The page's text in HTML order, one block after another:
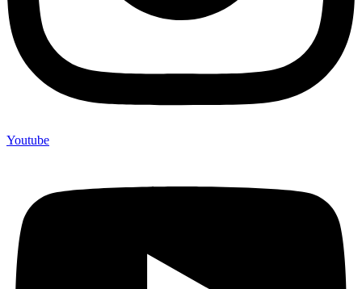
Youtube